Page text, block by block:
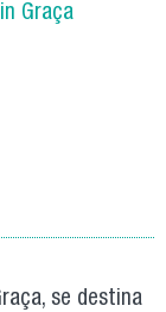
Graça
se destina